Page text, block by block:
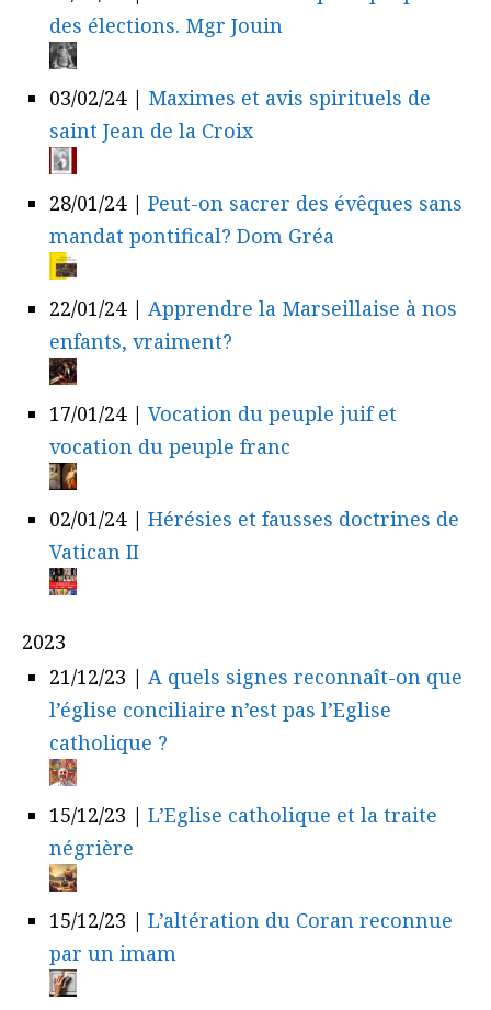
des élections. Mgr Jouin
03/02/24 | Maximes et avis spirituels de
saint Jean de la Croix
28/01/24 | Peut-on sacrer des évêques sans
mandat pontifical? Dom Gréa
22/01/24 | Apprendre la Marseillaise à nos
enfants, vraiment?
17/01/24 | Vocation du peuple juif et
vocation du peuple franc
02/01/24 | Hérésies et fausses doctrines de
Vatican II
2023
21/12/23 | A quels signes reconnaît-on que
l’église conciliaire n’est pas l’Eglise
catholique ?
15/12/23 | L’Eglise catholique et la traite
négrière
15/12/23 | L’altération du Coran reconnue
par un imam